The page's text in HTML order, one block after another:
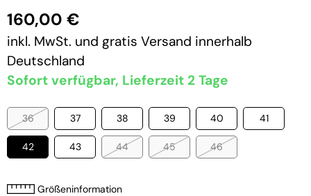
160,00 €
inkl. MwSt. und gratis Versand innerhalb
Deutschland
Sofort verfügbar, Lieferzeit 2 Tage
36 37 38 39 40 41
42 43 44 45 46
Größeninformation